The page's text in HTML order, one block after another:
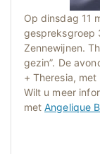
Op dinsdag 11
gespreksgroep
Zennewijnen.
gezin”. De
+ Theresia,
Wilt u meer
metAngelique